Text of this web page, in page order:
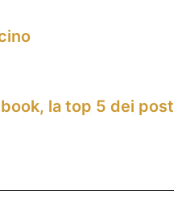
la top 5 dei post